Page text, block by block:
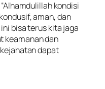
kondisi
aman, dan
bisa terus kita jaga
keamanan dan
dapat